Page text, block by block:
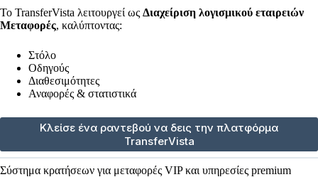
Το TransferVista λειτουργεί ως Διαχείριση λογισμικού εταιρειών
Μεταφορές, καλύπτοντας:
Στόλο
Οδηγούς
Διαθεσιμότητες
Αναφορές & στατιστικά
Κλείσε ένα ραντεβού να δεις την πλατφόρμα
TransferVista
Σύστημα κρατήσεων για μεταφορές VIP και υπηρεσίες premium